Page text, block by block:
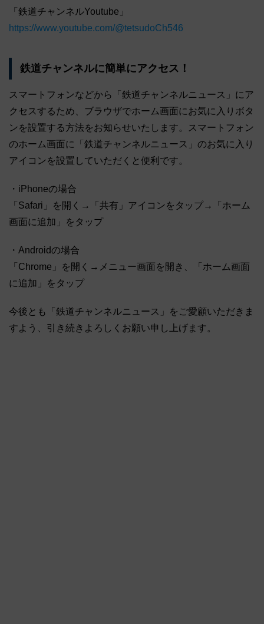
「鉄道チャンネルYoutube」
https://www.youtube.com/@tetsudoCh546
鉄道チャンネルに簡単にアクセス！
スマートフォンなどから「鉄道チャンネルニュース」にア
クセスするため、ブラウザでホーム画面にお気に入りボタ
ンを設置する方法をお知らせいたします。スマートフォン
のホーム画面に「鉄道チャンネルニュース」のお気に入り
アイコンを設置していただくと便利です。
・iPhoneの場合
「Safari」を開く→「共有」アイコンをタップ→「ホーム
画面に追加」をタップ
・Androidの場合
「Chrome」を開く→メニュー画面を開き、「ホーム画面
に追加」をタップ
今後とも「鉄道チャンネルニュース」をご愛顧いただきま
すよう、引き続きよろしくお願い申し上げます。